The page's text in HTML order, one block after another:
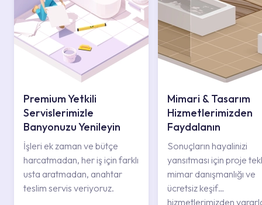
Premium Yetkili
Servislerimizle
Banyonuzu Yenileyin
İşleri ek zaman ve bütçe
harcatmadan, her iş için farklı
usta aratmadan, anahtar
teslim servis veriyoruz.
Mimari & Tasarım
Hizmetlerimizden
Faydalanın
Sonuçların hayalinizi
yansıtması için proje
mimar danışmanlığı ve
ücretsiz keşif
hizmetlerimizden